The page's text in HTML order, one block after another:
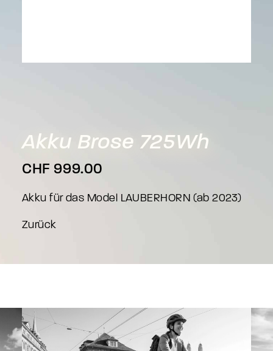
Akku Brose 725Wh
CHF 999.00
Akku für das Model LAUBERHORN (ab 2023)
Zurück